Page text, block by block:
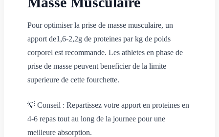
Pour optimiser la prise de masse musculaire, un
apport de1,6-2,2g de proteines par kg de poids
corporel est recommande. Les athletes en phase de
prise de masse peuvent beneficier de la limite
superieure de cette fourchette.
💡 Conseil : Repartissez votre apport en proteines en
4-6 repas tout au long de la journee pour une
meilleure absorption.